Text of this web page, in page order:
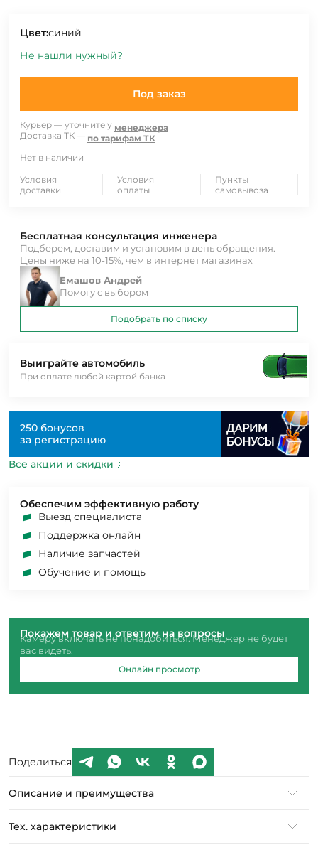
Цвет:синий
Не нашли нужный?
Под заказ
Курьер — уточните у менеджера
Доставка ТК — по тарифам ТК
Нет в наличии
Условия
доставки
Условия
оплаты
Пункты
самовывоза
Выиграйте автомобиль
При оплате любой картой банка
250 бонусов
за регистрацию
Все акции и скидки
Обеспечим эффективную работу
Выезд специалиста
Поддержка онлайн
Наличие запчастей
Обучение и помощь
Покажем товар и ответим на вопросы
Камеру включать не понадобиться. Менеджер не будет
вас видеть.
Онлайн просмотр
Бесплатная консультация инженера
Подберем, доставим и установим в день обращения.
Цены ниже на 10-15%, чем в интернет магазинах
Емашов Андрей
Помогу с выбором
Подобрать по списку
Поделиться
Описание и преимущества
Тех. характеристики